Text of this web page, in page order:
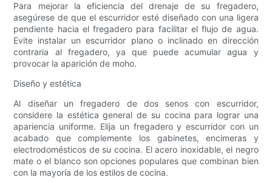
Para mejorar la eficiencia del drenaje de su fregadero,
asegúrese de que el escurridor esté diseñado con una ligera
pendiente hacia el fregadero para facilitar el flujo de agua.
Evite instalar un escurridor plano o inclinado en dirección
contraria al fregadero, ya que puede acumular agua y
provocar la aparición de moho.
Diseño y estética
Al diseñar un fregadero de dos senos con escurridor,
considere la estética general de su cocina para lograr una
apariencia uniforme. Elija un fregadero y escurridor con un
acabado que complemente los gabinetes, encimeras y
electrodomésticos de su cocina. El acero inoxidable, el negro
mate o el blanco son opciones populares que combinan bien
con la mayoría de los estilos de cocina.